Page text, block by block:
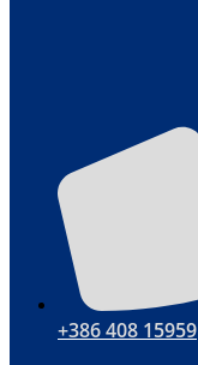
+386 408 15959